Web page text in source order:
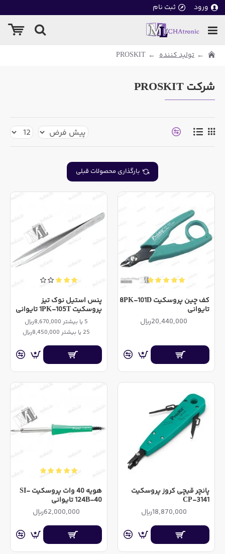
ورود ثبت نام
تولید کننده PROSKIT
شرکت PROSKIT
بارگذاری محصولات قبلی
کف چین پروسکیت 8PK-101D
تایوانی
20,440,000ریال
پنس استیل نوک تیز
پروسکیت 1PK-105T تایوانی
5 یا بیشتر 8,670,000ریال
25 یا بیشتر 8,450,000ریال
پانچر قیچی کروز پروسکیت
CP-3141
18,870,000ریال
هویه 40 وات پروسکیت SI-
124B-40 تایوانی
62,000,000ریال